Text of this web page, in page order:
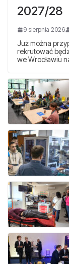
2027/28
9 sierpnia 2026
Już można
rekrutować
we Wrocławiu